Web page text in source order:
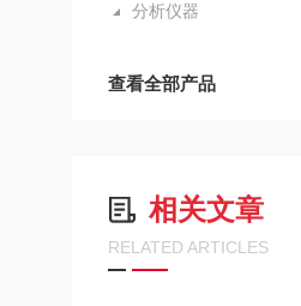
分析仪器
查看全部产品
相关文章
RELATED ARTICLES